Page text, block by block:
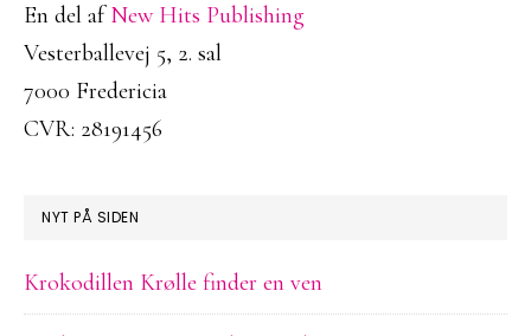
En del afNew Hits Publishing
Vesterballevej 5, 2. sal
7000 Fredericia
CVR: 28191456
NYT PÅ SIDEN
Krokodillen Krølle finder en ven